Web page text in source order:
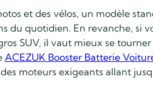
et des vélos, un modèle
du quotidien. En revanche, si
SUV, il vaut mieux se
ACEZUK Booster Batterie
moteurs exigeants allant